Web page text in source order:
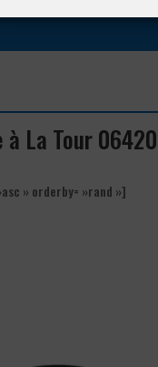
La Tour 06420
» orderby= »rand »]